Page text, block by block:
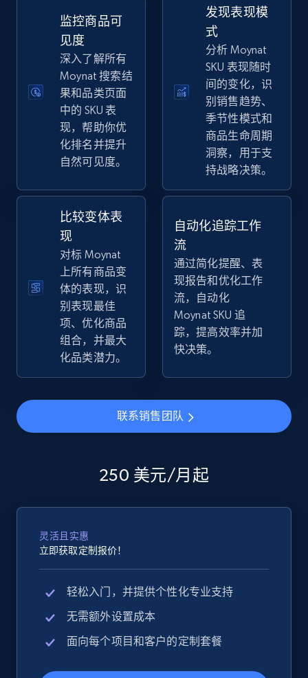
立即开始
URL, Product id, Title, Seller name, Seller rating,
Seller reviews, Breadcrumbs, Root category, and
more.
2.5K+ 359+ 立即开始
eBay - Gather data on products using
specified keywords
URL, Product id, Title, Seller name, Seller rating,
Seller reviews, Breadcrumbs, Root category, and
more.
2.5K+ 359+ 立即开始
eBay - Collect products from shops on eBay
URL, Product id, Title, Seller name, Seller rating,
eBay - Collect records by category
Seller reviews, Breadcrumbs, Root category, and
2.5K+ 359+ 立即开始
监控商品可
见度
深入了解所有
Moynat 搜索结
果和品类页面
中的 SKU 表
现，帮助你优
化排名并提升
自然可见度。
发现表现模
式
分析 Moynat
SKU 表现随时
间的变化，识
别销售趋势、
季节性模式和
商品生命周期
洞察，用于支
持战略决策。
比较变体表
现
对标 Moynat
上所有商品变
体的表现，识
别表现最佳
项、优化商品
组合，并最大
化品类潜力。
自动化追踪工作
流
通过简化提醒、表
现报告和优化工作
流，自动化
Moynat SKU 追
踪，提高效率并加
快决策。
联系销售团队
250 美元/月起
灵活且实惠
立即获取定制报价！
轻松入门，并提供个性化专业支持
无需额外设置成本
面向每个项目和客户的定制套餐